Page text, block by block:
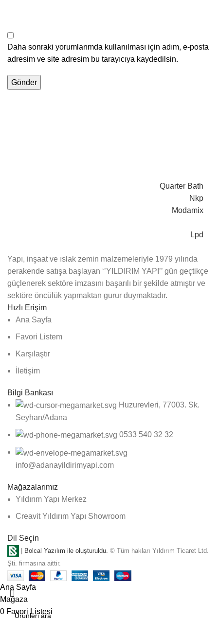
Daha sonraki yorumlarımda kullanılması için adım, e-posta
adresim ve site adresim bu tarayıcıya kaydedilsin.
Quarter Bath
Nkp
Modamix
Lpd
Yapı, inşaat ve ıslak zemin malzemeleriyle 1979 yılında
perakende satışa başlayan ‘’YILDIRIM YAPI’’ gün geçtikçe
güçlenerek sektöre imzasını başarılı bir şekilde atmıştır ve
sektöre öncülük yapmaktan gurur duymaktadır.
Hızlı Erişim
Ana Sayfa
Favori Listem
Karşılaştır
İletişim
Bilgi Bankası
Huzurevleri, 77003. Sk.
Seyhan/Adana
0533 540 32 32
info@adanayildirimyapi.com
Mağazalarımız
Yıldırım Yapı Merkez
Creavit Yıldırım Yapı Showroom
Dil Seçin
| Bolcal Yazılım ile oluşturuldu. © Tüm hakları Yıldırım Ticaret Ltd.
Şti. firmasına aittir.
Ana Sayfa
Mağaza
0 Favori Listesi